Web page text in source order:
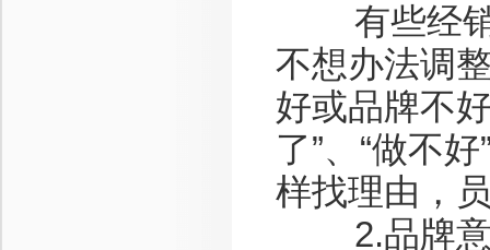
有些经销
不想办法调
好或品牌不
了”、“做不
样找理由，
2.品牌意